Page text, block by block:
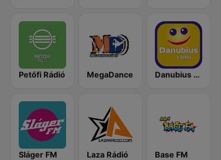
Petőfi Rádió MegaDance Danubius Rádió
Sláger FM Laza Rádió Base FM